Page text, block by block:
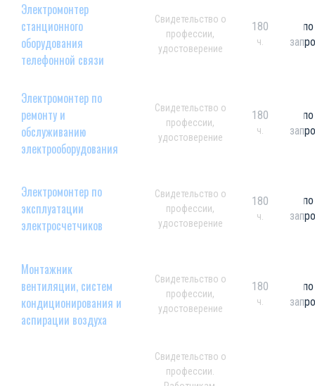
Электромонтер
станционного
оборудования
телефонной связи
Свидетельство о
профессии,
удостоверение
180
ч.
по
Электромонтер по
ремонту и
обслуживанию
электрооборудования
Свидетельство о
профессии,
удостоверение
180
ч.
по
Электромонтер по
эксплуатации
электросчетчиков
Свидетельство о
профессии,
удостоверение
180
ч.
по
Монтажник
вентиляции, систем
кондиционирования и
аспирации воздуха
Свидетельство о
профессии,
удостоверение
180
ч.
по
Свидетельство о
профессии.